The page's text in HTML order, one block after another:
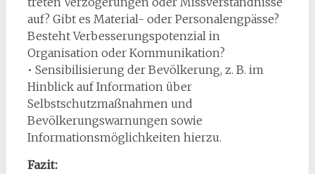
auf? Gibt es Material- oder Personalengpässe?
Besteht Verbesserungspotenzial in
Organisation oder Kommunikation?
• Sensibilisierung der Bevölkerung, z. B. im
Hinblick auf Information über
Selbstschutzmaßnahmen und
Bevölkerungswarnungen sowie
Informationsmöglichkeiten hierzu.
Fazit: